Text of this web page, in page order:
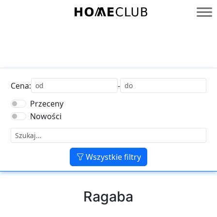
Homeclub
Cena:
-
Przeceny
Nowości
Wszystkie filtry
Ragaba